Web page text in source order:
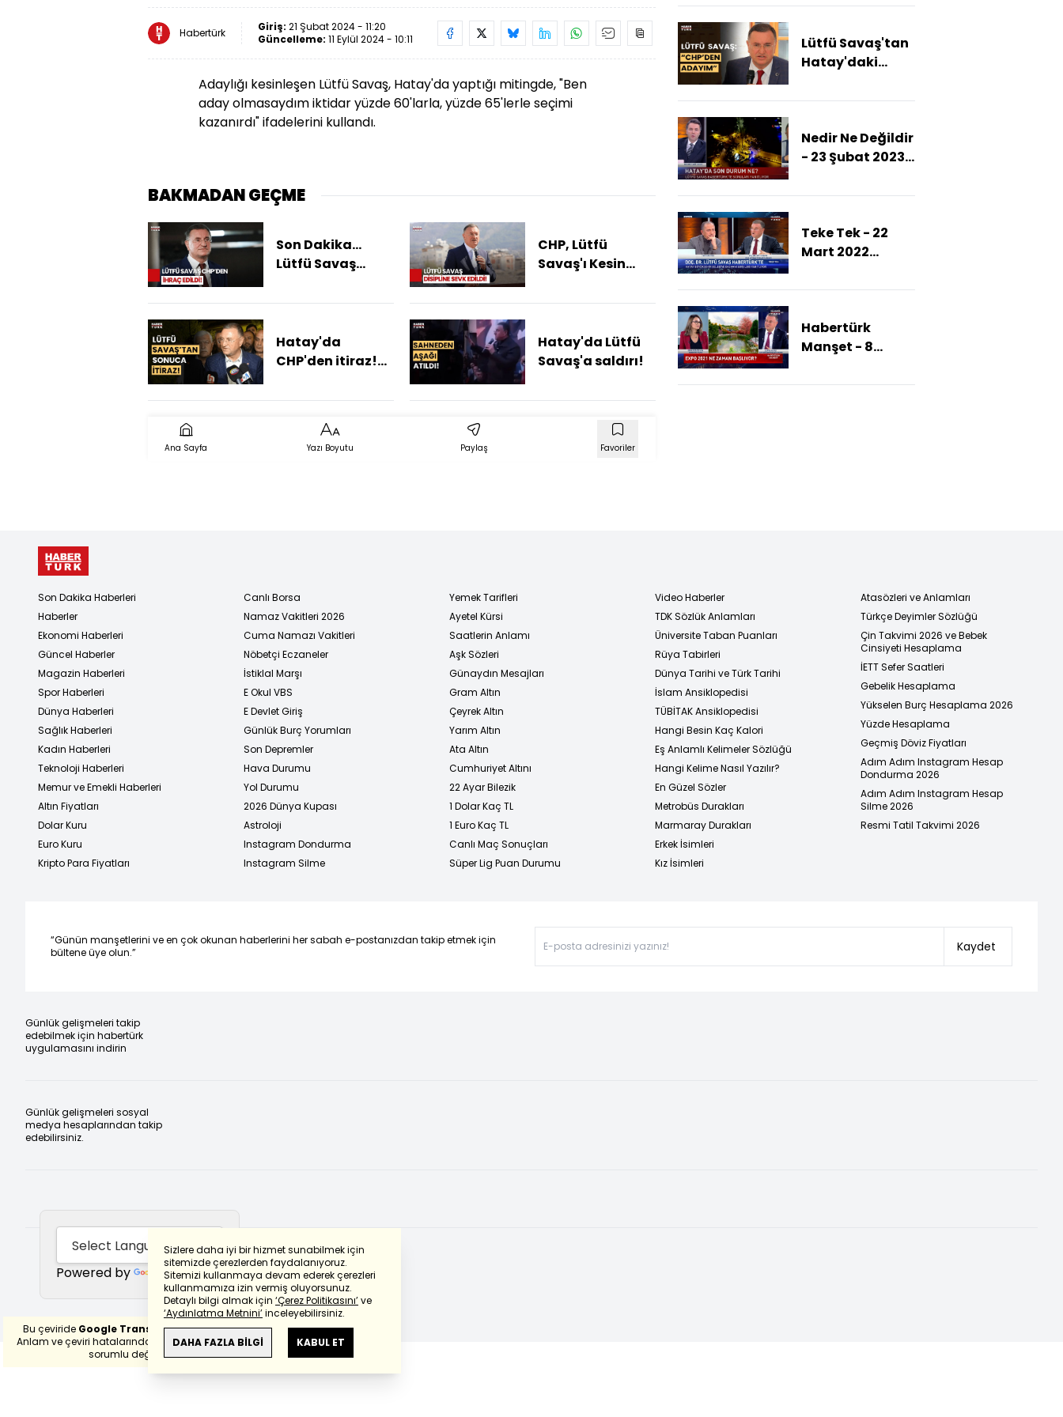
Habertürk Giriş: 21 Şubat 2024 - 11:20
Güncelleme: 11 Eylül 2024 - 10:11
Adaylığı kesinleşen Lütfü Savaş, Hatay'da yaptığı mitingde, "Ben
aday olmasaydım iktidar yüzde 60'larla, yüzde 65'lerle seçimi
kazanırdı" ifadelerini kullandı.
BAKMADAN GEÇME
Son Dakika...
Lütfü Savaş
Edildi!
CHP, Lütfü
Savaş'ı Kesin
Disipline Sevk
Hatay'da
CHP'den itiraz!
seçime ilişkin
Hatay'da Lütfü
Savaş'a saldırı!
Ana Sayfa Yazı Boyutu Paylaş Favoriler
edilmişti!
Savaş
açıklaması!
Lütfü Savaş'tan
Hatay'daki
ardından
açıklaması:
Korkmayacağım
sinmeyeceğim
Nedir Ne Değildir
- 23 Şubat 2023
Lütfü Savaş
Değildir'de)
Teke Tek - 22
Mart 2022
güvenlik sorunu
Habertürk
Manşet - 8
2021 için hangi
Sizlere daha iyi bir hizmet sunabilmek için
sitemizde çerezlerden faydalanıyoruz.
Sitemizi kullanmaya devam ederek çerezleri
kullanmamıza izin vermiş oluyorsunuz.
Detaylı bilgi almak için ‘Çerez Politikasını’ve
‘Aydınlatma Metnini’inceleyebilirsiniz.
DAHA FAZLA BİLGİ KABUL ET
Son Dakika Haberleri
Haberler
Ekonomi Haberleri
Güncel Haberler
Magazin Haberleri
Spor Haberleri
Dünya Haberleri
Sağlık Haberleri
Kadın Haberleri
Teknoloji Haberleri
Memur ve Emekli Haberleri
Altın Fiyatları
Dolar Kuru
Euro Kuru
Kripto Para Fiyatları
Canlı Borsa
Namaz Vakitleri 2026
Cuma Namazı Vakitleri
Nöbetçi Eczaneler
İstiklal Marşı
E Okul VBS
E Devlet Giriş
Günlük Burç Yorumları
Son Depremler
Hava Durumu
Yol Durumu
2026 Dünya Kupası
Astroloji
Instagram Dondurma
Instagram Silme
Yemek Tarifleri
Ayetel Kürsi
Saatlerin Anlamı
Aşk Sözleri
Günaydın Mesajları
Gram Altın
Çeyrek Altın
Yarım Altın
Ata Altın
Cumhuriyet Altını
22 Ayar Bilezik
1 Dolar Kaç TL
1 Euro Kaç TL
Canlı Maç Sonuçları
Süper Lig Puan Durumu
Video Haberler
TDK Sözlük Anlamları
Üniversite Taban Puanları
Rüya Tabirleri
Dünya Tarihi ve Türk Tarihi
İslam Ansiklopedisi
TÜBİTAK Ansiklopedisi
Hangi Besin Kaç Kalori
Eş Anlamlı Kelimeler Sözlüğü
Hangi Kelime Nasıl Yazılır?
En Güzel Sözler
Metrobüs Durakları
Marmaray Durakları
Erkek İsimleri
Kız İsimleri
Atasözleri ve Anlamları
Türkçe Deyimler Sözlüğü
Çin Takvimi 2026 ve Bebek
Cinsiyeti Hesaplama
İETT Sefer Saatleri
Gebelik Hesaplama
Yükselen Burç Hesaplama 2026
Yüzde Hesaplama
Geçmiş Döviz Fiyatları
Adım Adım Instagram Hesap
Dondurma 2026
Adım Adım Instagram Hesap
Silme 2026
Resmi Tatil Takvimi 2026
“Günün manşetlerini ve en çok okunan haberlerini her sabah e-postanızdan takip etmek için
bültene üye olun.”
Kaydet
Günlük gelişmeleri takip
edebilmek için habertürk
uygulamasını indirin
Günlük gelişmeleri sosyal
medya hesaplarından takip
edebilirsiniz.
Powered by Translate
Bu çeviride Google Transletekullanılmıştır.
Anlam ve çeviri hatalarından
haberturk.com
sorumlu değildir.